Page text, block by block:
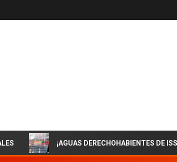
¡AGUAS DERECHOHABIENTES DE ISSSTESON!